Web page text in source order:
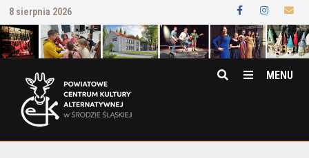
Przejdź
do
treści
8 sierpnia 2026
MENU